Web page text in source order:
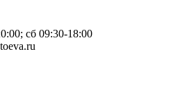
сб 09:30-18:00